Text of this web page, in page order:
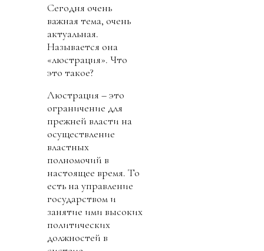
Сегодня очень
важная тема, очень
актуальная.
Называется она
«люстрация». Что
это такое?
Люстрация – это
ограничение для
прежней власти на
осуществление
властных
полномочий в
настоящее время. То
есть на управление
государством и
занятие ими высоких
политических
должностей в